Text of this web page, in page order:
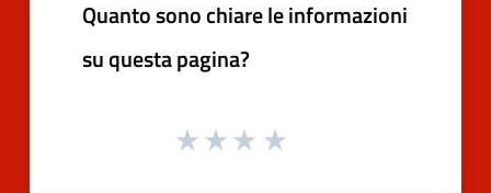
Quanto sono chiare le informazioni
su questa pagina?